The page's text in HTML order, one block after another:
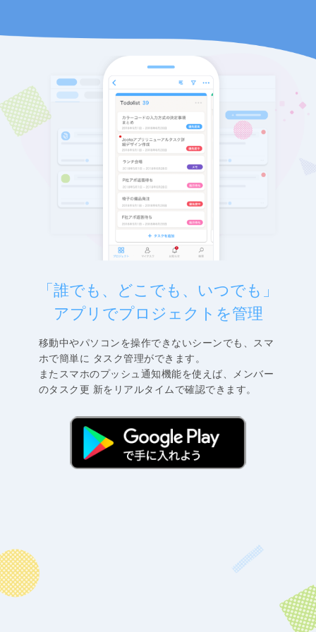
「誰でも、どこでも、いつでも」
アプリでプロジェクトを管理
移動中やパソコンを操作できないシーンでも、スマ
ホで簡単に タスク管理ができます。
またスマホのプッシュ通知機能を使えば、メンバー
のタスク更 新をリアルタイムで確認できます。